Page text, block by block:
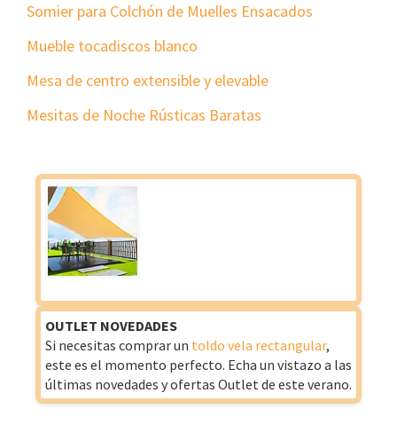
Somier para Colchón de Muelles Ensacados
Mueble tocadiscos blanco
Mesa de centro extensible y elevable
Mesitas de Noche Rústicas Baratas
OUTLET NOVEDADES
Si necesitas comprar un toldo vela rectangular,
este es el momento perfecto. Echa un vistazo a las
últimas novedades y ofertas Outlet de este verano.